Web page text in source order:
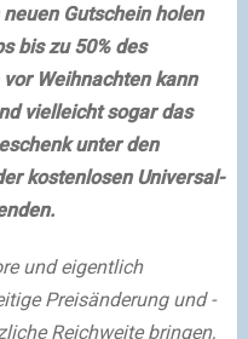
Gutschein holen
bis zu 50% des
Weihnachten kann
vielleicht sogar das
unter den
kostenlosen Universal-
und eigentlich
Preisänderung und -
Reichweite bringen,